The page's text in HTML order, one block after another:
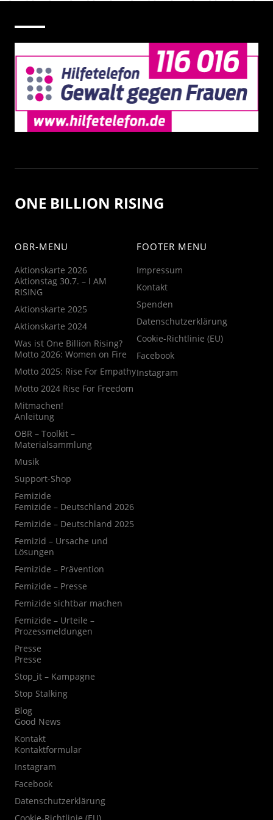
ONE BILLION RISING
OBR-MENU
Aktionskarte 2026
Aktionstag 30.7. – I AM
RISING
Aktionskarte 2025
Aktionskarte 2024
Was ist One Billion Rising?
Motto 2026: Women on Fire
Motto 2025: Rise For Empathy
Motto 2024 Rise For Freedom
Mitmachen!
Anleitung
OBR – Toolkit –
Materialsammlung
Musik
Support-Shop
Femizide
Femizide – Deutschland 2026
Femizide – Deutschland 2025
Femizid – Ursache und
Lösungen
Femizide – Prävention
Femizide – Presse
Femizide sichtbar machen
Femizide – Urteile –
Prozessmeldungen
Presse
Presse
Stop_it – Kampagne
Stop Stalking
Blog
Good News
Kontakt
Kontaktformular
Instagram
Facebook
Datenschutzerklärung
FOOTER MENU
Impressum
Kontakt
Spenden
Datenschutzerklärung
Cookie-Richtlinie (EU)
Facebook
Instagram